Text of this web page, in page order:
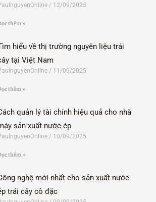
12/09/2025
thêm »
hiểu về thị trường nguyên liệu trái
tại Việt Nam
11/09/2025
thêm »
quản lý tài chính hiệu quả cho nhà
sản xuất nước ép
10/09/2025
thêm »
nghệ mới nhất cho sản xuất nước
trái cây cô đặc